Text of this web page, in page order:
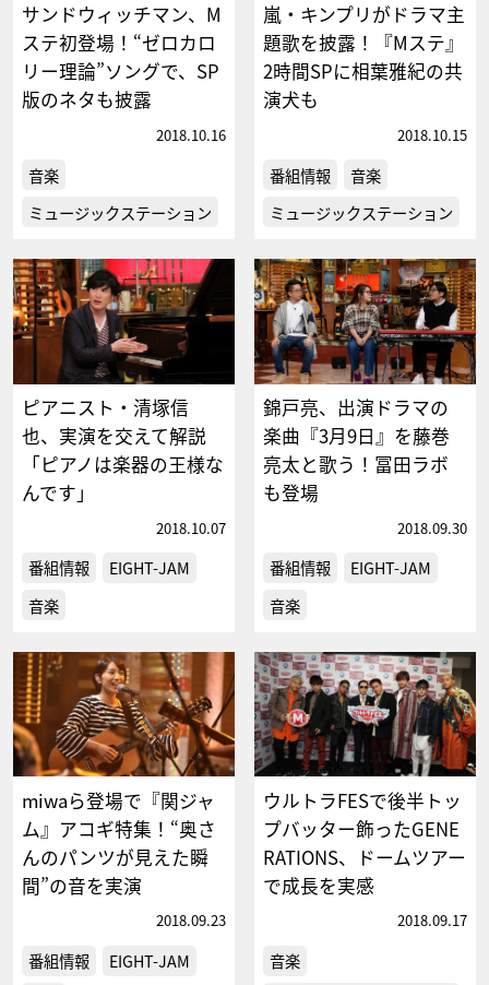
サンドウィッチマン、M
ステ初登場！“ゼロカロ
リー理論”ソングで、SP
版のネタも披露
2018.10.16
音楽
ミュージックステーション
嵐・キンプリがドラマ主
題歌を披露！『Mステ』
2時間SPに相葉雅紀の共
演犬も
2018.10.15
番組情報
音楽
ミュージックステーション
ピアニスト・清塚信
也、実演を交えて解説
「ピアノは楽器の王様な
んです」
2018.10.07
番組情報
EIGHT-JAM
音楽
錦戸亮、出演ドラマの
楽曲『3月9日』を藤巻
亮太と歌う！冨田ラボ
も登場
2018.09.30
番組情報
EIGHT-JAM
音楽
miwaら登場で『関ジャ
ム』アコギ特集！“奥さ
んのパンツが見えた瞬
間”の音を実演
2018.09.23
番組情報 EIGHT-JAM
ウルトラFESで後半トッ
プバッター飾ったGENE
RATIONS、ドームツアー
で成長を実感
2018.09.17
音楽